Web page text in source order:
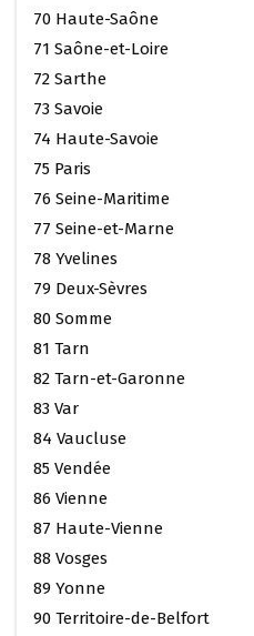
70 Haute-Saône
71 Saône-et-Loire
72 Sarthe
73 Savoie
74 Haute-Savoie
75 Paris
76 Seine-Maritime
77 Seine-et-Marne
78 Yvelines
79 Deux-Sèvres
80 Somme
81 Tarn
82 Tarn-et-Garonne
83 Var
84 Vaucluse
85 Vendée
86 Vienne
87 Haute-Vienne
88 Vosges
89 Yonne
90 Territoire-de-Belfort